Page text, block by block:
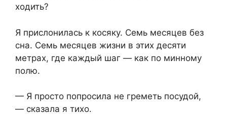
ходить?
Я прислонилась к косяку. Семь месяцев без
сна. Семь месяцев жизни в этих десяти
метрах, где каждый шаг — как по минному
полю.
— Я просто попросила не греметь посудой,
— сказала я тихо.